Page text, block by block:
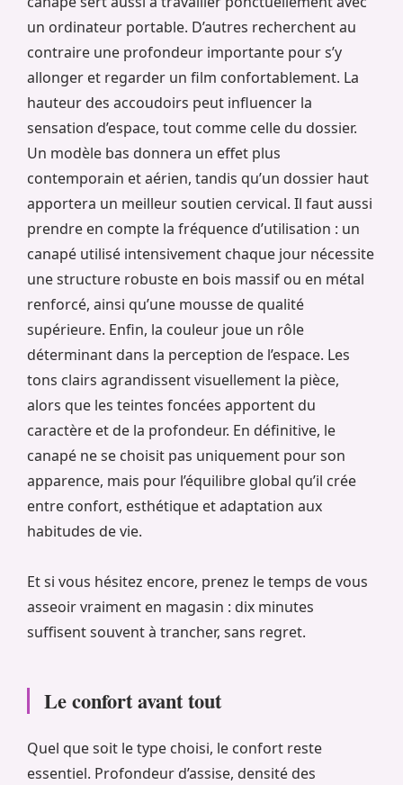
un ordinateur portable. D’autres recherchent au
contraire une profondeur importante pour s’y
allonger et regarder un film confortablement. La
hauteur des accoudoirs peut influencer la
sensation d’espace, tout comme celle du dossier.
Un modèle bas donnera un effet plus
contemporain et aérien, tandis qu’un dossier haut
apportera un meilleur soutien cervical. Il faut aussi
prendre en compte la fréquence d’utilisation : un
canapé utilisé intensivement chaque jour nécessite
une structure robuste en bois massif ou en métal
renforcé, ainsi qu’une mousse de qualité
supérieure. Enfin, la couleur joue un rôle
déterminant dans la perception de l’espace. Les
tons clairs agrandissent visuellement la pièce,
alors que les teintes foncées apportent du
caractère et de la profondeur. En définitive, le
canapé ne se choisit pas uniquement pour son
apparence, mais pour l’équilibre global qu’il crée
entre confort, esthétique et adaptation aux
habitudes de vie.
Et si vous hésitez encore, prenez le temps de vous
asseoir vraiment en magasin : dix minutes
suffisent souvent à trancher, sans regret.
Le confort avant tout
Quel que soit le type choisi, le confort reste
essentiel. Profondeur d’assise, densité des